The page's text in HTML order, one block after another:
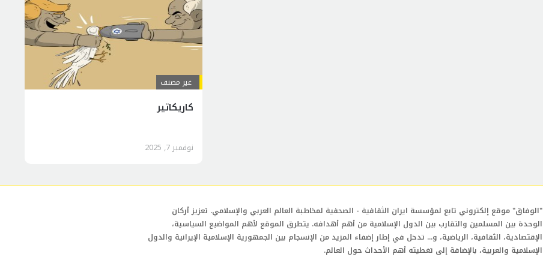
غير مصنف
کاریکاتیر
نوفمبر 7, 2025
"الوفاق" موقع إلكتروني تابع لمؤسسة ايران الثقافية - الصحفية لمخاطبة العالم العربي والإسلامي. تعزيز أركان
الوحدة بين المسلمين والتقارب بين الدول الإسلامية من أهم أهدافه. يتطرق الموقع لأهم المواضيع السياسية،
الإقتصادية، الثقافية، الرياضية، و... تدخل في إطار إضفاء المزيد من الإنسجام بين الجمهورية الإسلامية الإيرانية والدول
الإسلامية والعربية، بالإضافة إلى تغطيته أهم الأحداث حول العالم.